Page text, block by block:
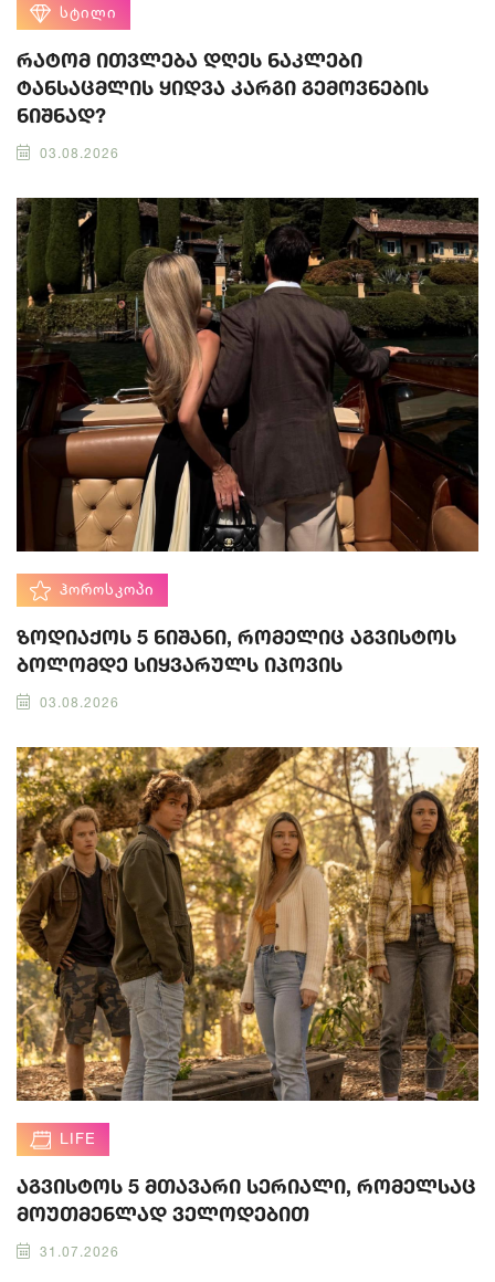
ᲡᲢᲘᲚᲘ
რატომ ითვლება დღეს ნაკლები
ტანსაცმლის ყიდვა კარგი გემოვნების
ნიშნად?
03.08.2026
ᲰᲝᲠᲝᲡᲙᲝᲞᲘ
ზოდიაქოს 5 ნიშანი, რომელიც აგვისტოს
ბოლომდე სიყვარულს იპოვის
03.08.2026
LIFE
აგვისტოს 5 მთავარი სერიალი, რომელსაც
მოუთმენლად ველოდებით
31.07.2026